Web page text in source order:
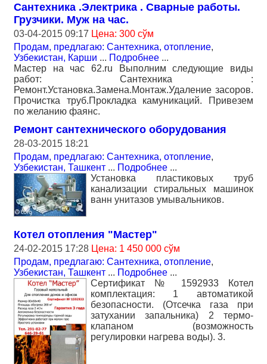
Сантехника .Электрика . Сварные работы.
Грузчики. Муж на час.
03-04-2015 09:17 Цена: 300 сўм
Продам, предлагаю: Сантехника, отопление,
Узбекистан, Карши ... Подробнее ...
Мастер на час 62.ru Выполним следующие виды
работ: Сантехника :
Ремонт.Установка.Замена.Монтаж.Удаление засоров.
Прочистка труб.Прокладка камуникаций. Привезем
по желанию фаянс.
Ремонт сантехнического оборудования
28-03-2015 18:21
Продам, предлагаю: Сантехника, отопление,
Узбекистан, Ташкент ... Подробнее ...
Установка пластиковых труб
канализации стиральных машинок
ванн унитазов умывальников.
Котел отопления "Мастер"
24-02-2015 17:28 Цена: 1 450 000 сўм
Продам, предлагаю: Сантехника, отопление,
Узбекистан, Ташкент ... Подробнее ...
Сертификат № 1592933 Котел
комплектация: 1 автоматикой
безопасности. (Отсечка газа при
затухании запальника) 2 термо-
клапаном (возможность
регулировки нагрева воды). 3.